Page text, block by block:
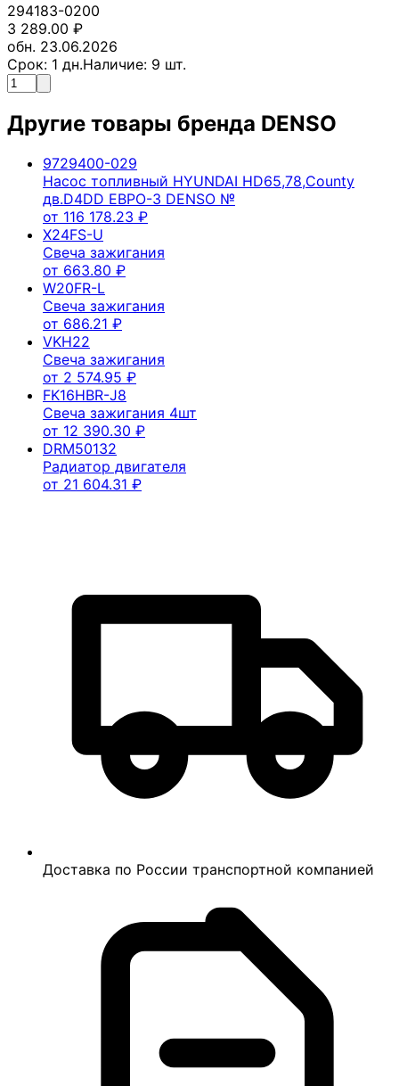
294183-0200
3 289.00 ₽
обн. 23.06.2026
Срок: 1 дн.Наличие: 9 шт.
Другие товары бренда DENSO
9729400-029
Насос топливный HYUNDAI HD65,78,County
дв.D4DD ЕВРО-3 DENSO №
от 116 178.23 ₽
X24FS-U
Свеча зажигания
от 663.80 ₽
W20FR-L
Свеча зажигания
от 686.21 ₽
VKH22
Свеча зажигания
от 2 574.95 ₽
FK16HBR-J8
Свеча зажигания 4шт
от 12 390.30 ₽
DRM50132
Радиатор двигателя
от 21 604.31 ₽
Доставка по России транспортной компанией